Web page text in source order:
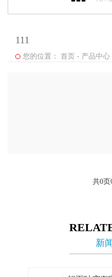
111
您的位置： 首页 - 产品中心
共0页
新